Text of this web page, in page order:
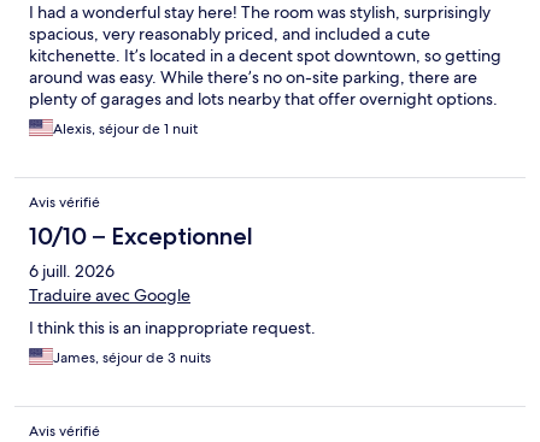
I had a wonderful stay here! The room was stylish, surprisingly
spacious, very reasonably priced, and included a cute
kitchenette. It’s located in a decent spot downtown, so getting
around was easy. While there’s no on-site parking, there are
plenty of garages and lots nearby that offer overnight options.
Would definitely stay here again!
Alexis, séjour de 1 nuit
Avis vérifié
10/10 – Exceptionnel
6 juill. 2026
Traduire avec Google
I think this is an inappropriate request.
James, séjour de 3 nuits
Avis vérifié